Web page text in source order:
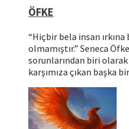
ÖFKE
“Hiçbir bela insan ırkına
olmamıştır.” Seneca
sorunlarından biri olarak
karşımıza çıkan başka